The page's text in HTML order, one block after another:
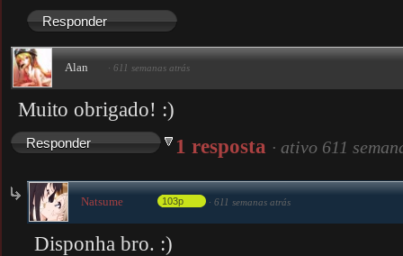
Responder
Alan · 611 semanas atrás
Muito obrigado! :)
Responder 1 resposta · ativo 611
Natsume 103p · 611 semanas atrás
Disponha bro. :)